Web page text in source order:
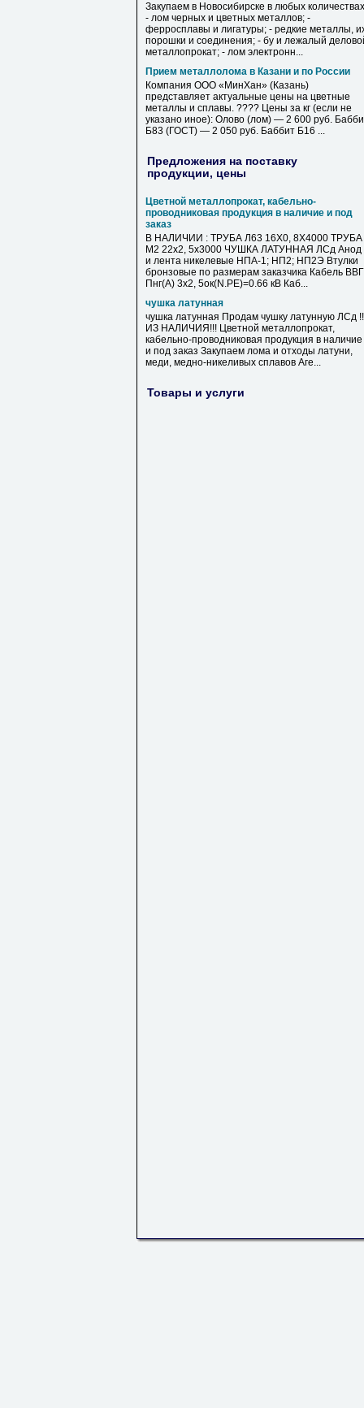
Закупаем в Новосибирске в любых
- лом черных и цветных металлов; -
ферросплавы и лигатуры; - редкие металлы,
порошки и соединения; - бу и лежалый
металлопрокат; - лом электронн...
Прием металлолома в Казани и по России
Компания ООО «МинХан» (Казань)
представляет актуальные цены на цветные
металлы и сплавы. ???? Цены за кг (если не
указано иное): Олово (лом) — 2 600 руб.
Б83 (ГОСТ) — 2 050 руб. Баббит Б16 ...
Предложения на поставку
продукции, цены
Цветной металлопрокат, кабельно-
проводниковая продукция в наличие и под
заказ
В НАЛИЧИИ : ТРУБА Л63 16Х0, 8Х4000 ТРУБА
М2 22х2, 5х3000 ЧУШКА ЛАТУННАЯ ЛСд Анод
и лента никелевые НПА-1; НП2; НП2Э Втулки
бронзовые по размерам заказчика Кабель
Пнг(А) 3х2, 5ок(N.PE)=0.66 кВ Каб...
чушка латунная
чушка латунная Продам чушку латунную ЛСд
ИЗ НАЛИЧИЯ!!! Цветной металлопрокат,
кабельно-проводниковая продукция в наличие
и под заказ Закупаем лома и отходы латуни,
меди, медно-никеливых сплавов Аге...
Товары и услуги